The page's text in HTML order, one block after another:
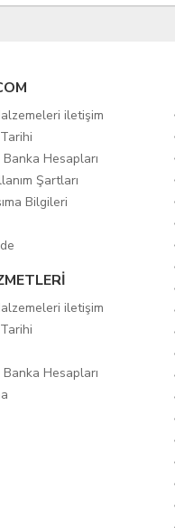
iletişim
Hesapları
Şartları
Bilgileri
iletişim
Hesapları